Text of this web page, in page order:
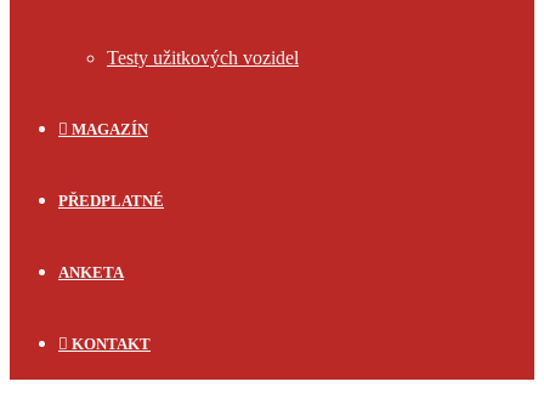
Testy užitkových vozidel
MAGAZÍN
PŘEDPLATNÉ
ANKETA
KONTAKT